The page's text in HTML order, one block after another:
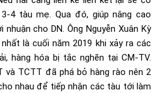
4 tàu mẹ. Qua đó, giúp nâng cao
cho DN. Ông Nguyễn Xuân Kỳ
là cuối năm 2019 khi xảy ra các
hàng hóa bị tắc nghẽn tại CM-TV.
và TCTT đã phá bỏ hàng rào nên 2
nhau để tiếp nhận các tàu tới làm